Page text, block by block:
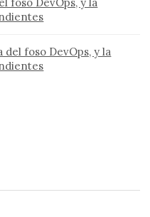
del foso DevOps, y la